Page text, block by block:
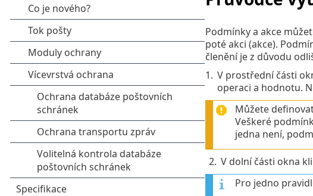
Podmínky a akce
poté akci (akce).
členění je z důvodu
1. V prostřední části
operaci a hodnotu.
Můžete
Veškeré
jedna není,
2. V dolní části okna
Pro jedno